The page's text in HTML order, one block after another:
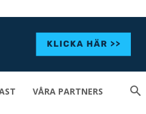
VÅRA PARTNERS